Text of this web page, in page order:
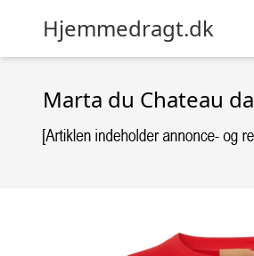
Hjemmedragt.dk
Marta du Chateau